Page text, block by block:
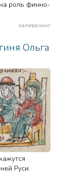
роль финно-
калевалинг
Ольга
Руси.